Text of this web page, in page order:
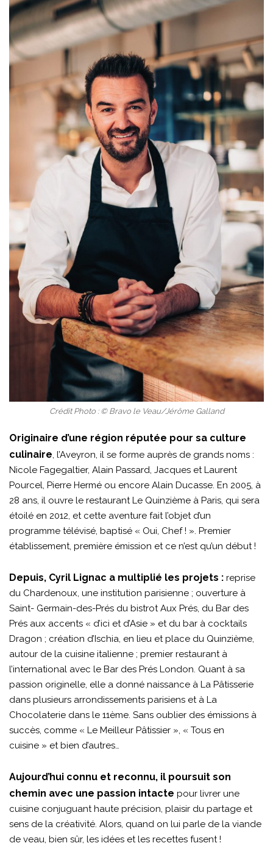
Crédit Photo : © Bravo le Veau/Jérôme Galland
Originaire d’une région réputée pour sa culture
culinaire, l’Aveyron, il se forme auprès de grands noms :
Nicole Fagegaltier, Alain Passard, Jacques et Laurent
Pourcel, Pierre Hermé ou encore Alain Ducasse. En 2005, à
28 ans, il ouvre le restaurant Le Quinzième à Paris, qui sera
étoilé en 2012, et cette aventure fait l’objet d’un
programme télévisé, baptisé « Oui, Chef ! ». Premier
établissement, première émission et ce n’est qu’un début !
Depuis, Cyril Lignac a multiplié les projets : reprise
du Chardenoux, une institution parisienne ; ouverture à
Saint- Germain-des-Prés du bistrot Aux Prés, du Bar des
Prés aux accents « d’ici et d’Asie » et du bar à cocktails
Dragon ; création d’Ischia, en lieu et place du Quinzième,
autour de la cuisine italienne ; premier restaurant à
l’international avec le Bar des Prés London. Quant à sa
passion originelle, elle a donné naissance à La Pâtisserie
dans plusieurs arrondissements parisiens et à La
Chocolaterie dans le 11ème. Sans oublier des émissions à
succès, comme « Le Meilleur Pâtissier », « Tous en
cuisine » et bien d’autres…
Aujourd’hui connu et reconnu, il poursuit son
chemin avec une passion intacte pour livrer une
cuisine conjuguant haute précision, plaisir du partage et
sens de la créativité. Alors, quand on lui parle de la viande
de veau, bien sûr, les idées et les recettes fusent !